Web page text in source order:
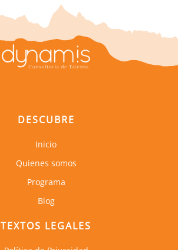
DESCUBRE
Inicio
Quienes somos
Programa
Blog
TEXTOS LEGALES